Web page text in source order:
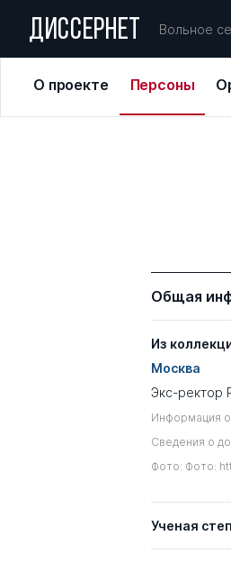
ДИССЕРНЕТ Вольное
О проекте Персоны
Общая
Из
Москва
Экс-ректор
Информация
Сведения о
Фото: Фото:
Ученая